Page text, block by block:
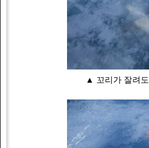
▲ 꼬리가 잘려